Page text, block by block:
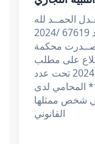
الحمــد لله
محكمــة التعقيــب * القضية عدد 67619 /2024
: 08 جانفي 2025 أصــدرت محكمة
على مطلب
التعقيب المقدم بتاريخ 07 فيفري 2024 تحت عدد
المحامي لدى
شخص ممثلها
القانوني